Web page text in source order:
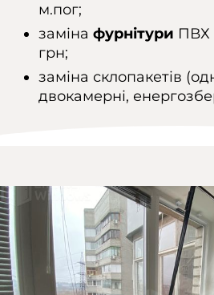
м.пог;
заміна фурнітури ПВХ
грн;
заміна склопакетів
двокамерні,